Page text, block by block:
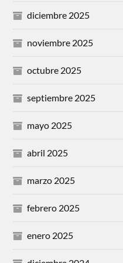
diciembre 2025
noviembre 2025
octubre 2025
septiembre 2025
mayo 2025
abril 2025
marzo 2025
febrero 2025
enero 2025